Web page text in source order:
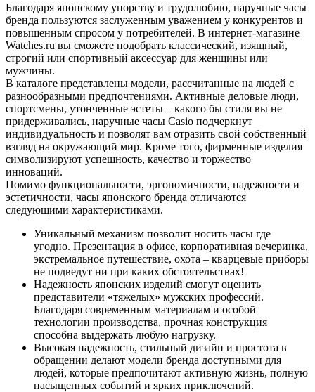
Благодаря японскому упорству и трудолюбию, наручные часы
бренда пользуются заслуженным уважением у конкурентов и
повышенным спросом у потребителей. В интернет-магазине
Watches.ru вы сможете подобрать классический, изящный,
строгий или спортивный аксессуар для женщины или
мужчины.
В каталоге представлены модели, рассчитанные на людей с
разнообразными предпочтениями. Активные деловые люди,
спортсмены, утонченные эстеты – какого бы стиля вы не
придерживались, наручные часы Casio подчеркнут
индивидуальность и позволят вам отразить свой собственный
взгляд на окружающий мир. Кроме того, фирменные изделия
символизируют успешность, качество и торжество
инноваций.
Помимо функциональности, эргономичности, надежности и
эстетичности, часы японского бренда отличаются
следующими характеристиками.
Уникальный механизм позволит носить часы где
угодно. Презентация в офисе, корпоративная вечеринка,
экстремальное путешествие, охота – кварцевые приборы
не подведут ни при каких обстоятельствах!
Надежность японских изделий смогут оценить
представители «тяжелых» мужских профессий.
Благодаря современным материалам и особой
технологии производства, прочная конструкция
способна выдержать любую нагрузку.
Высокая надежность, стильный дизайн и простота в
обращении делают модели бренда доступными для
людей, которые предпочитают активную жизнь, полную
насыщенных событий и ярких приключений.